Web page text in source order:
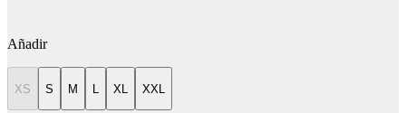
Añadir
XS S M L XL XXL